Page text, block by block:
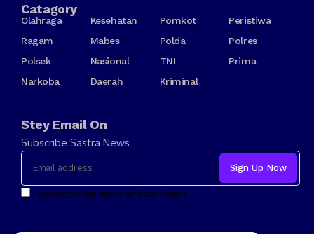
Catagory
Olahraga Kesehatan Pomkot
Peristiwa
Ragam
Mabes Polda
Polres
Polsek
Nasional TNI
Prima
Narkoba
Daerah Kriminal
Stey Email On
Subscribe Sastra News
I consent to the terms and conditions